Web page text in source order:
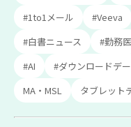
#1to1メール
#Veeva
#白書ニュース
#勤務医
#AI
#ダウンロードデ
MA・MSL
タブレット